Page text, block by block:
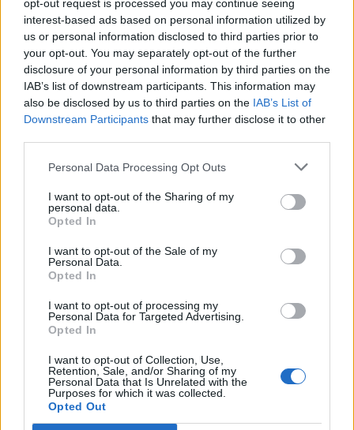
opt-out request is processed you may continue seeing
interest-based ads based on personal information utilized by
us or personal information disclosed to third parties prior to
your opt-out. You may separately opt-out of the further
disclosure of your personal information by third parties on the
IAB’s list of downstream participants. This information may
also be disclosed by us to third parties on the IAB’s List of
Downstream Participants that may further disclose it to other
Personal Data Processing Opt Outs
I want to opt-out of the Sharing of my
personal data.
Opted In
I want to opt-out of the Sale of my
Personal Data.
Opted In
I want to opt-out of processing my
Personal Data for Targeted Advertising.
Opted In
I want to opt-out of Collection, Use,
Retention, Sale, and/or Sharing of my
Personal Data that Is Unrelated with the
Purposes for which it was collected.
Opted Out
Σχετικά Άρθρα